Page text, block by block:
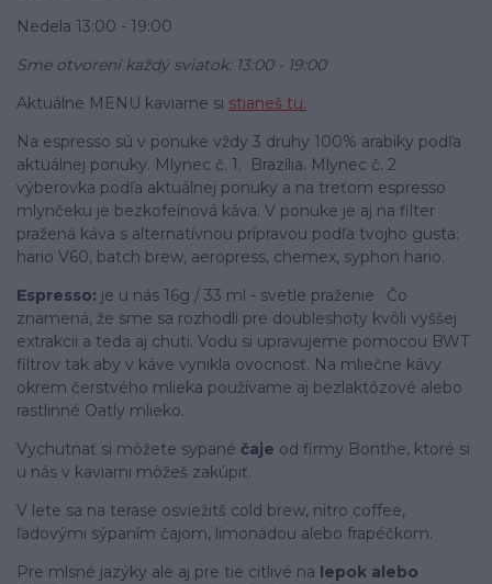
Nedela 13:00 - 19:00
Sme otvorení každý sviatok: 13:00 - 19:00
Aktuálne MENU kaviarne si stianeš tu.
Na espresso sú v ponuke vždy 3 druhy 100% arabiky podľa
aktuálnej ponuky. Mlynec č. 1. Brazília. Mlynec č. 2
výberovka podľa aktuálnej ponuky a na treťom espresso
mlynčeku je bezkofeínová káva. V ponuke je aj na filter
pražená káva s alternatívnou prípravou podľa tvojho gusta:
hario V60, batch brew, aeropress, chemex, syphon hario.
Espresso: je u nás 16g / 33 ml - svetle praženie . Čo
znamená, že sme sa rozhodli pre doubleshoty kvôli vyššej
extrakcii a teda aj chuti. Vodu si upravujeme pomocou BWT
filtrov tak aby v káve vynikla ovocnosť. Na mliečne kávy
okrem čerstvého mlieka používame aj bezlaktózové alebo
rastlinné Oatly mlieko.
Vychutnať si môžete sypané čaje od firmy Bonthe, ktoré si
u nás v kaviarni môžeš zakúpiť.
V lete sa na terase osviežitš cold brew, nitro coffee,
ľadovými sýpaním čajom, limonádou alebo frapéčkom.
Pre mlsné jazýky ale aj pre tie citlivé na lepok alebo